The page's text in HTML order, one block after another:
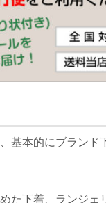
基本的にブランド
た下着、ランジェ